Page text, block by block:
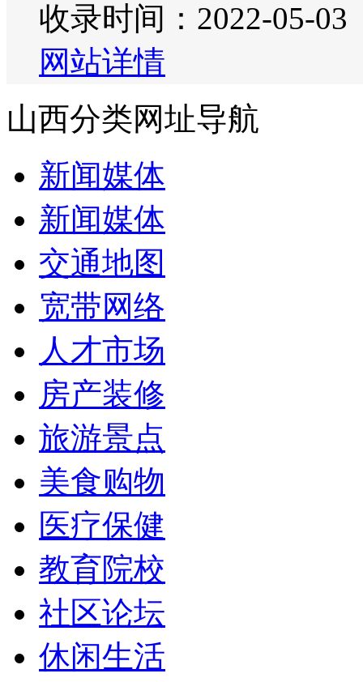
收录时间：2022-05-03
网站详情
山西分类网址导航
新闻媒体
新闻媒体
交通地图
宽带网络
人才市场
房产装修
旅游景点
美食购物
医疗保健
教育院校
社区论坛
休闲生活